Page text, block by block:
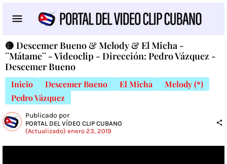
🟡 Descemer Bueno & Melody & El Micha -
¨Mátame¨ - Videoclip - Dirección: Pedro Vázquez -
Descemer Bueno
Inicio Descemer Bueno El Micha
Melody (*)
Pedro Vázquez
Publicado por
PORTAL DEL VÍDEO CLIP CUBANO
(Actualizado) enero 23, 2019